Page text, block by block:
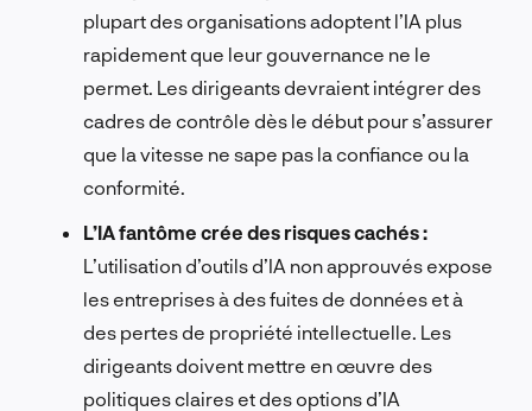
plupart des organisations adoptent l’IA plus
rapidement que leur gouvernance ne le
permet. Les dirigeants devraient intégrer des
cadres de contrôle dès le début pour s’assurer
que la vitesse ne sape pas la confiance ou la
conformité.
L’IA fantôme crée des risques cachés :
L’utilisation d’outils d’IA non approuvés expose
les entreprises à des fuites de données et à
des pertes de propriété intellectuelle. Les
dirigeants doivent mettre en œuvre des
politiques claires et des options d’IA